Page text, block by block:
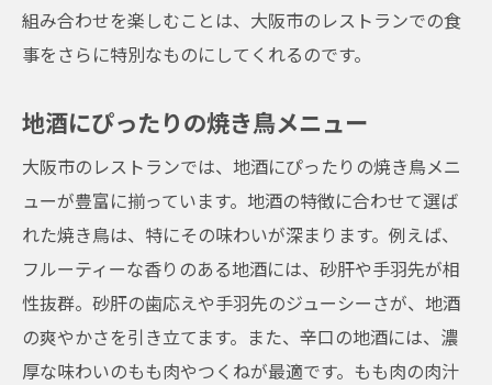
組み合わせを楽しむことは、大阪市のレストランでの食
事をさらに特別なものにしてくれるのです。
地酒にぴったりの焼き鳥メニュー
大阪市のレストランでは、地酒にぴったりの焼き鳥メニ
ューが豊富に揃っています。地酒の特徴に合わせて選ば
れた焼き鳥は、特にその味わいが深まります。例えば、
フルーティーな香りのある地酒には、砂肝や手羽先が相
性抜群。砂肝の歯応えや手羽先のジューシーさが、地酒
の爽やかさを引き立てます。また、辛口の地酒には、濃
厚な味わいのもも肉やつくねが最適です。もも肉の肉汁